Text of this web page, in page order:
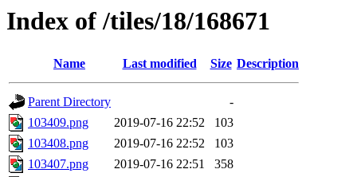
Index of /tiles/18/168671
Name Last modified Size Description
Parent Directory
-
103409.png
2019-07-16 22:52
103
103408.png
2019-07-16 22:52
103
103407.png
2019-07-16 22:51
358